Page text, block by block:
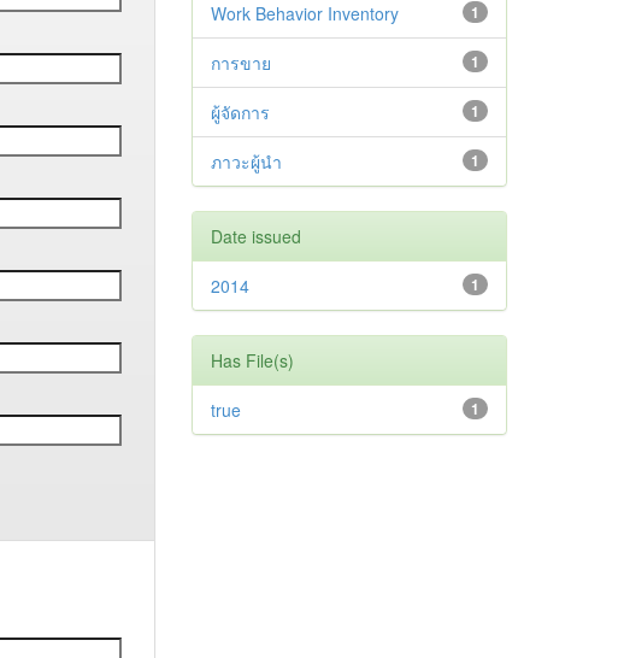
1
Work Behavior Inventory
1
การขาย
1
ผู้จัดการ
1
ภาวะผู้นำ
Date issued
1
2014
Has File(s)
1
true